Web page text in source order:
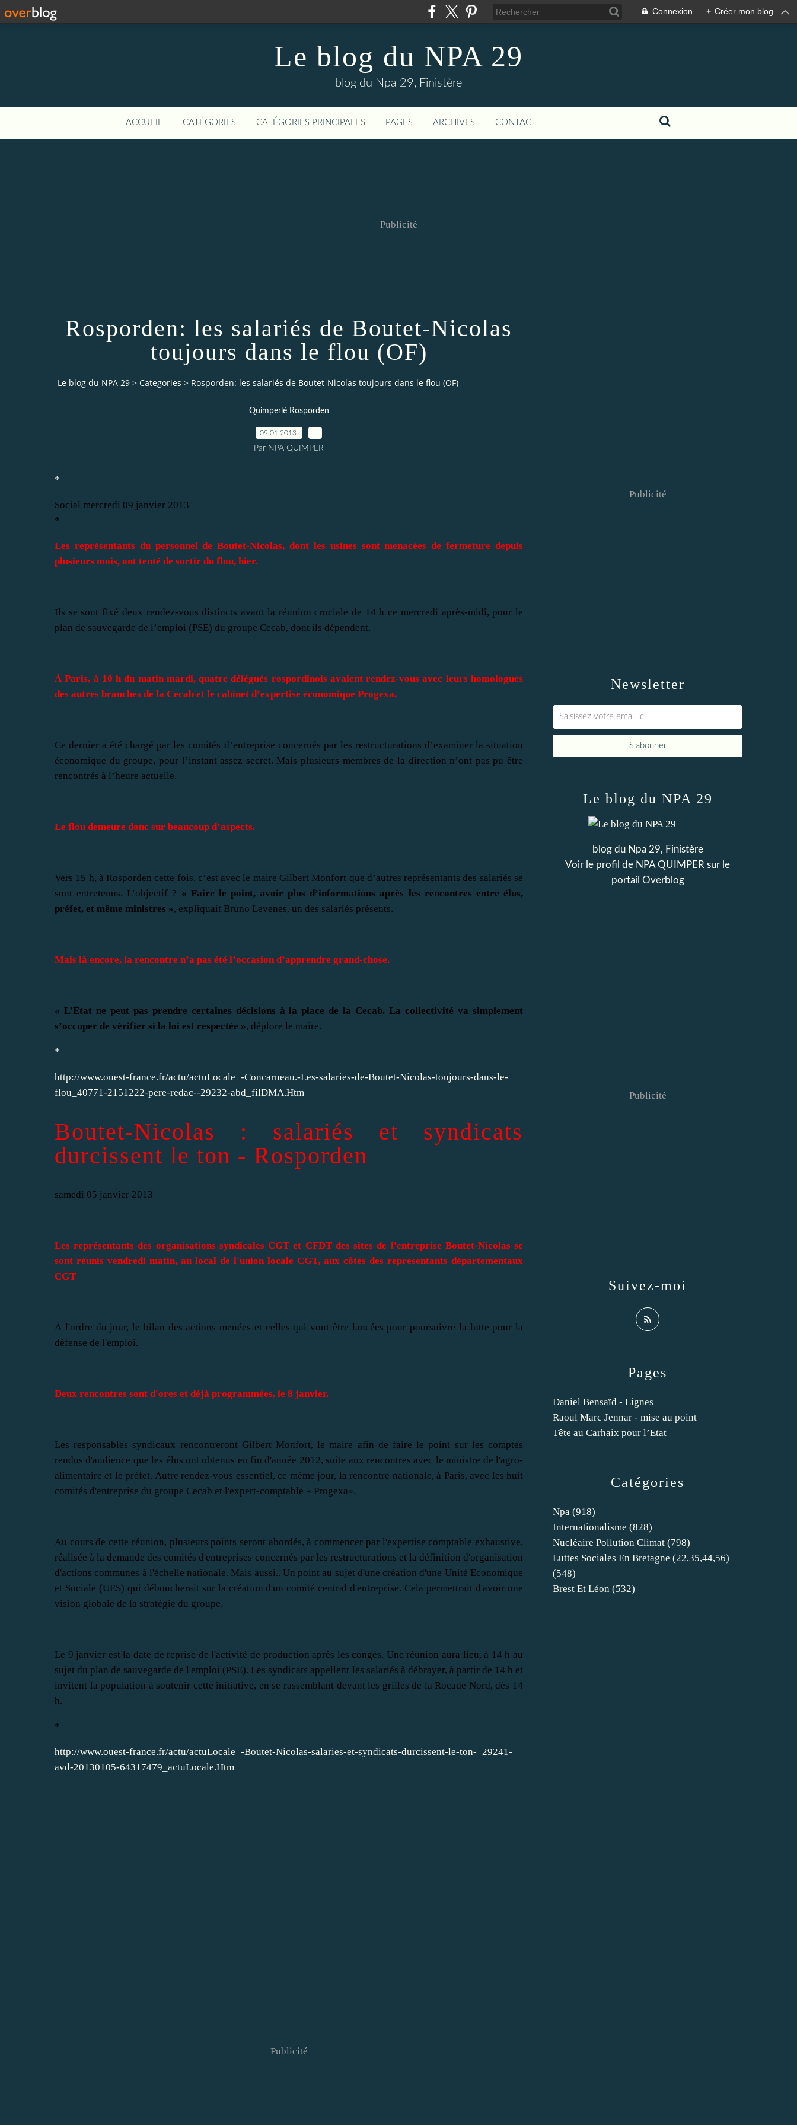
Connexion + Créer mon blog
Le blog du NPA 29
blog du Npa 29, Finistère
ACCUEIL CATÉGORIES CATÉGORIES PRINCIPALES PAGES ARCHIVES CONTACT
Publicité
Rosporden: les salariés de Boutet-Nicolas
toujours dans le flou (OF)
Le blog du NPA 29 > Categories > Rosporden: les salariés de Boutet-Nicolas toujours dans le flou (OF)
Quimperlé Rosporden
09.01.2013
Par NPA QUIMPER
*
Social mercredi 09 janvier 2013
*
Les représentants du personnel de Boutet-Nicolas, dont les usines sont menacées de fermeture depuis
plusieurs mois, ont tenté de sortir du flou, hier.
Ils se sont fixé deux rendez-vous distincts avant la réunion cruciale de 14 h ce mercredi après-midi, pour le
plan de sauvegarde de l’emploi (PSE) du groupe Cecab, dont ils dépendent.
À Paris, à 10 h du matin mardi, quatre délégués rospordinois avaient rendez-vous avec leurs homologues
des autres branches de la Cecab et le cabinet d’expertise économique Progexa.
Ce dernier a été chargé par les comités d’entreprise concernés par les restructurations d’examiner la situation
économique du groupe, pour l’instant assez secret. Mais plusieurs membres de la direction n’ont pas pu être
rencontrés à l’heure actuelle.
Le flou demeure donc sur beaucoup d’aspects.
Vers 15 h, à Rosporden cette fois, c’est avec le maire Gilbert Monfort que d’autres représentants des salariés se
sont entretenus. L’objectif ? « Faire le point, avoir plus d’informations après les rencontres entre élus,
préfet, et même ministres », expliquait Bruno Levenes, un des salariés présents.
Mais là encore, la rencontre n’a pas été l’occasion d’apprendre grand-chose.
« L’État ne peut pas prendre certaines décisions à la place de la Cecab. La collectivité va simplement
s’occuper de vérifier si la loi est respectée », déplore le maire.
*
http://www.ouest-france.fr/actu/actuLocale_-Concarneau.-Les-salaries-de-Boutet-Nicolas-toujours-dans-le-
flou_40771-2151222-pere-redac--29232-abd_filDMA.Htm
Boutet-Nicolas : salariés et syndicats
durcissent le ton - Rosporden
samedi 05 janvier 2013
Les représentants des organisations syndicales CGT et CFDT des sites de l'entreprise Boutet-Nicolas se
sont réunis vendredi matin, au local de l'union locale CGT, aux côtés des représentants départementaux
CGT
À l'ordre du jour, le bilan des actions menées et celles qui vont être lancées pour poursuivre la lutte pour la
défense de l'emploi.
Deux rencontres sont d'ores et déjà programmées, le 8 janvier.
Les responsables syndicaux rencontreront Gilbert Monfort, le maire afin de faire le point sur les comptes
rendus d'audience que les élus ont obtenus en fin d'année 2012, suite aux rencontres avec le ministre de l'agro-
alimentaire et le préfet. Autre rendez-vous essentiel, ce même jour, la rencontre nationale, à Paris, avec les huit
comités d'entreprise du groupe Cecab et l'expert-comptable « Progexa».
Au cours de cette réunion, plusieurs points seront abordés, à commencer par l'expertise comptable exhaustive,
réalisée à la demande des comités d'entreprises concernés par les restructurations et la définition d'organisation
d'actions communes à l'échelle nationale. Mais aussi.. Un point au sujet d'une création d'une Unité Economique
et Sociale (UES) qui déboucherait sur la création d'un comité central d'entreprise. Cela permettrait d'avoir une
vision globale de la stratégie du groupe.
Le 9 janvier est la date de reprise de l'activité de production après les congés. Une réunion aura lieu, à 14 h au
sujet du plan de sauvegarde de l'emploi (PSE). Les syndicats appellent les salariés à débrayer, à partir de 14 h et
invitent la population à soutenir cette initiative, en se rassemblant devant les grilles de la Rocade Nord, dès 14
h.
*
http://www.ouest-france.fr/actu/actuLocale_-Boutet-Nicolas-salaries-et-syndicats-durcissent-le-ton-_29241-
avd-20130105-64317479_actuLocale.Htm
Publicité
Newsletter
Publicité
Catégories
Npa (918)
Internationalisme (828)
Nucléaire Pollution Climat (798)
Luttes Sociales En Bretagne (22,35,44,56)
(548)
Brest Et Léon (532)
Pages
Daniel Bensaïd - Lignes
Raoul Marc Jennar - mise au point
Tête au Carhaix pour l’Etat
Le blog du NPA 29
blog du Npa 29, Finistère
Voir le profil de NPA QUIMPER sur le
portail Overblog
Suivez-moi
Publicité